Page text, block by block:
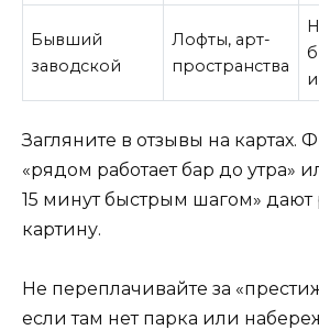
Бывший
заводской
Лофты, арт-
пространства
Загляните в отзывы на картах.
«рядом работает бар до утра»
15 минут быстрым шагом» дают
картину.
Не переплачивайте за
если там нет парка или